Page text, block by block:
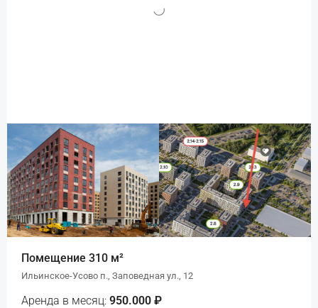
Помещение 310 м²
Ильинское-Усово п., Заповедная ул., 12
Аренда в месяц: 950.000 ₽